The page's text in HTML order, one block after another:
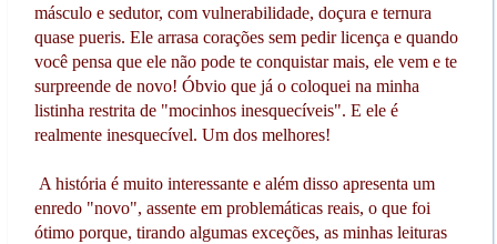
másculo e sedutor, com vulnerabilidade, doçura e ternura
quase pueris. Ele arrasa corações sem pedir licença e quando
você pensa que ele não pode te conquistar mais, ele vem e te
surpreende de novo! Óbvio que já o coloquei na minha
listinha restrita de "mocinhos inesquecíveis". E ele é
realmente inesquecível. Um dos melhores!
A história é muito interessante e além disso apresenta um
enredo "novo", assente em problemáticas reais, o que foi
ótimo porque, tirando algumas exceções, as minhas leituras